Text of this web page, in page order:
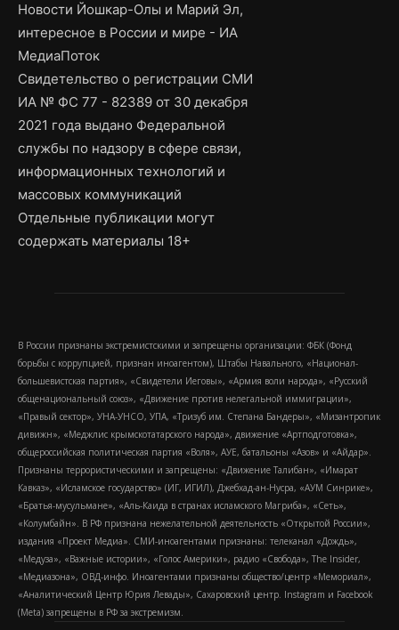
Новости Йошкар-Олы и Марий Эл,
интересное в России и мире - ИА
МедиаПоток
Свидетельство о регистрации СМИ
ИА № ФС 77 - 82389 от 30 декабря
2021 года выдано Федеральной
службы по надзору в сфере связи,
информационных технологий и
массовых коммуникаций
Отдельные публикации могут
содержать материалы 18+
В России признаны экстремистскими и запрещены организации: ФБК (Фонд
борьбы с коррупцией, признан иноагентом), Штабы Навального, «Национал-
большевистская партия», «Свидетели Иеговы», «Армия воли народа», «Русский
общенациональный союз», «Движение против нелегальной иммиграции»,
«Правый сектор», УНА-УНСО, УПА, «Тризуб им. Степана Бандеры», «Мизантропик
дивижн», «Меджлис крымскотатарского народа», движение «Артподготовка»,
общероссийская политическая партия «Воля», АУЕ, батальоны «Азов» и «Айдар».
Признаны террористическими и запрещены: «Движение Талибан», «Имарат
Кавказ», «Исламское государство» (ИГ, ИГИЛ), Джебхад-ан-Нусра, «АУМ Синрике»,
«Братья-мусульмане», «Аль-Каида в странах исламского Магриба», «Сеть»,
«Колумбайн». В РФ признана нежелательной деятельность «Открытой России»,
издания «Проект Медиа». СМИ-иноагентами признаны: телеканал «Дождь»,
«Медуза», «Важные истории», «Голос Америки», радио «Свобода», The Insider,
«Медиазона», ОВД-инфо. Иноагентами признаны общество/центр «Мемориал»,
«Аналитический Центр Юрия Левады», Сахаровский центр. Instagram и Facebook
(Metа) запрещены в РФ за экстремизм.